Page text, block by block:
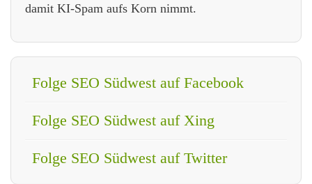
damit KI-Spam aufs Korn nimmt.
Folge SEO Südwest auf Facebook
Folge SEO Südwest auf Xing
Folge SEO Südwest auf Twitter